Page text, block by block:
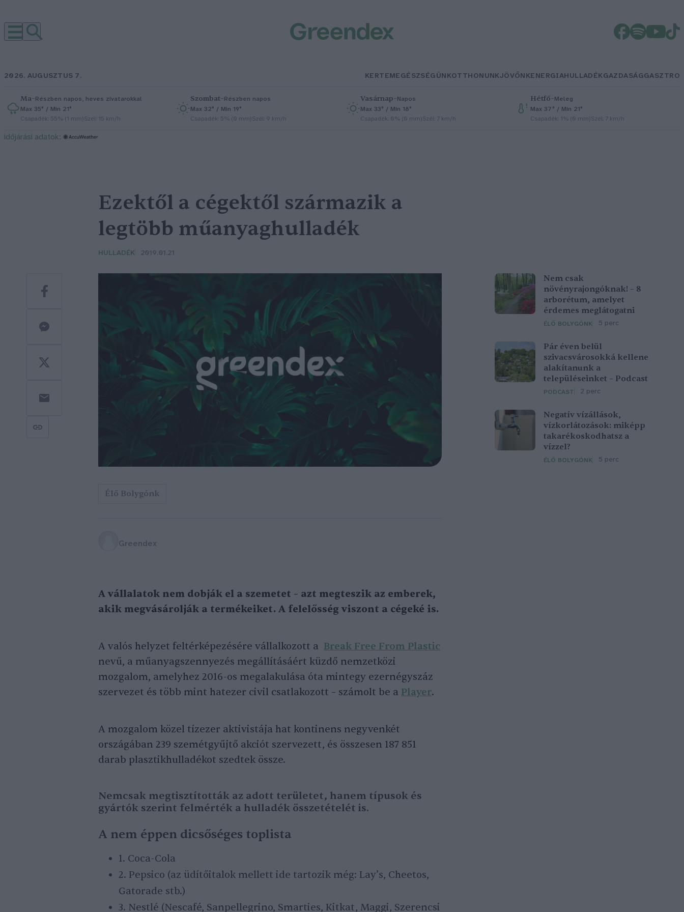
2026. AUGUSZTUS 7. KERTEMEGÉSZSÉGÜNKOTTHONUNKJÖVŐNKENERGIAHULLADÉKGAZDASÁGGASZTRO
Ma–Részben napos, heves zivatarokkal
Max 35° / Min 21°
Csapadék: 55% (1 mm)Szél: 15 km/h
Szombat–Részben napos
Max 32° / Min 19°
Csapadék: 5% (0 mm)Szél: 9 km/h
Vasárnap–Napos
Max 33° / Min 18°
Csapadék: 0% (0 mm)Szél: 7 km/h
Hétfő–Meleg
Max 37° / Min 21°
Csapadék: 1% (0 mm)Szél: 7 km/h
időjárási adatok:
Nem csak
növényrajongóknak! – 8
arborétum, amelyet
érdemes meglátogatni
ÉLŐ BOLYGÓNK 5 perc
Pár éven belül
szivacsvárosokká kellene
alakítanunk a
településeinket – Podcast
PODCAST 2 perc
Negatív vízállások,
vízkorlátozások: miképp
takarékoskodhatsz a
vízzel?
ÉLŐ BOLYGÓNK 5 perc
Ezektől a cégektől származik a
legtöbb műanyaghulladék
HULLADÉK 2019.01.21
Élő Bolygónk
Greendex
A vállalatok nem dobják el a szemetet – azt megteszik az emberek,
akik megvásárolják a termékeiket. A felelősség viszont a cégeké is.
A valós helyzet feltérképezésére vállalkozott a Break Free From Plastic
nevű, a műanyagszennyezés megállításáért küzdő nemzetközi
mozgalom, amelyhez 2016-os megalakulása óta mintegy ezernégyszáz
szervezet és több mint hatezer civil csatlakozott – számolt be a Player.
A mozgalom közel tízezer aktivistája hat kontinens negyvenkét
országában 239 szemétgyűjtő akciót szervezett, és összesen 187 851
darab plasztikhulladékot szedtek össze.
Nemcsak megtisztították az adott területet, hanem típusok és
gyártók szerint felmérték a hulladék összetételét is.
A nem éppen dicsőséges toplista
1. Coca-Cola
2. Pepsico (az üdítőitalok mellett ide tartozik még: Lay’s, Cheetos,
Gatorade stb.)
3. Nestlé (Nescafé, Sanpellegrino, Smarties, Kitkat, Maggi, Szerencsi